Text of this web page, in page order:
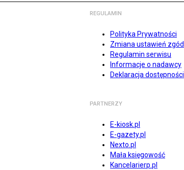
REGULAMIN
Polityka Prywatności
Zmiana ustawień zgód
Regulamin serwisu
Informacje o nadawcy
Deklaracja dostępności
PARTNERZY
E-kiosk.pl
E-gazety.pl
Nexto.pl
Mała księgowość
Kancelarierp.pl